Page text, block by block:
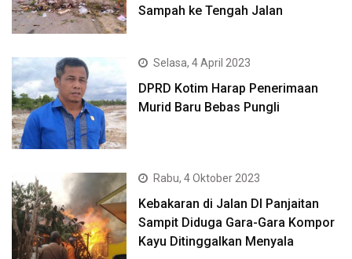
Sampah ke Tengah Jalan
Selasa, 4 April 2023
DPRD Kotim Harap Penerimaan
Murid Baru Bebas Pungli
Rabu, 4 Oktober 2023
Kebakaran di Jalan DI Panjaitan
Sampit Diduga Gara-Gara Kompor
Kayu Ditinggalkan Menyala